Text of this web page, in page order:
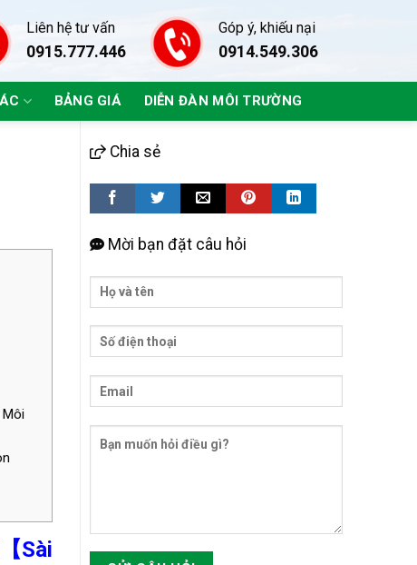
Liên hệ tư vấn
0915.777.446
Góp ý, khiếu nại
0914.549.306
BẢNG GIÁ DIỄN ĐÀN MÔI TRƯỜNG
【Sài
Chia sẻ
Mời bạn đặt câu hỏi